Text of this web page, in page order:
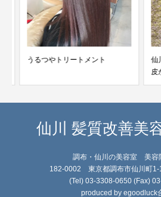
うるつやトリートメント
仙
皮
仙川 髪質改善美
調布・仙川の美容室 美
182-0002 東京都調布市仙川町1-
(Tel) 03-3308-0650 (Fax)
produced by egoodluck